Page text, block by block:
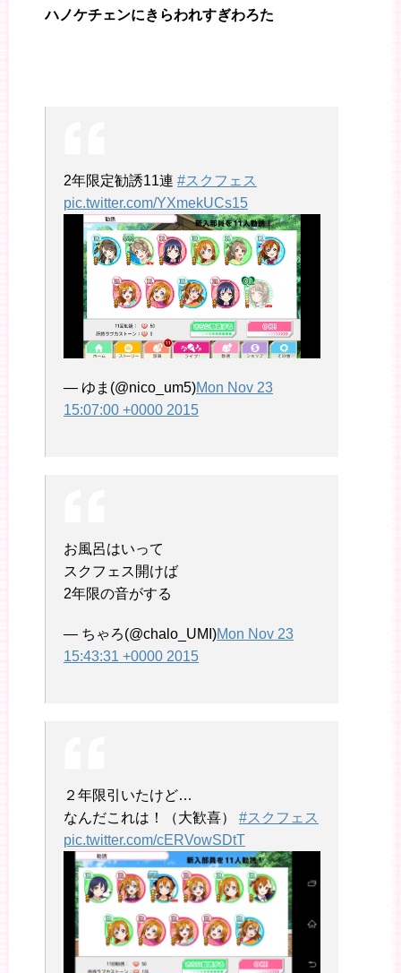
ハノケチェンにきらわれすぎわろた
2年限定勧誘11連 #スクフェス
pic.twitter.com/YXmekUCs15
— ゆま(@nico_um5)Mon Nov 23
15:07:00 +0000 2015
お風呂はいって
スクフェス開けば
2年限の音がする
— ちゃろ(@chalo_UMI)Mon Nov 23
15:43:31 +0000 2015
２年限引いたけど…
なんだこれは！（大歓喜） #スクフェス
pic.twitter.com/cERVowSDtT